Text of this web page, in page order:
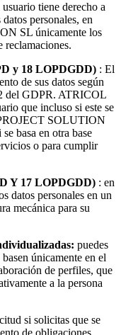
tiene derecho a
personales, en
SL únicamente los
reclamaciones.
y 18 LOPDGDD) : El
de sus datos según
del GDPR. ATRICOL
que incluso si este se
SOLUTION
basa en otra base
o para cumplir
Y 17 LOPDGDD) : en
datos personales en un
mecánica para su
puedes
únicamente en el
de perfiles, que
a la persona
si solicitas que se